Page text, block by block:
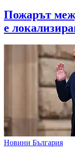
Пожарът
е
Новини България